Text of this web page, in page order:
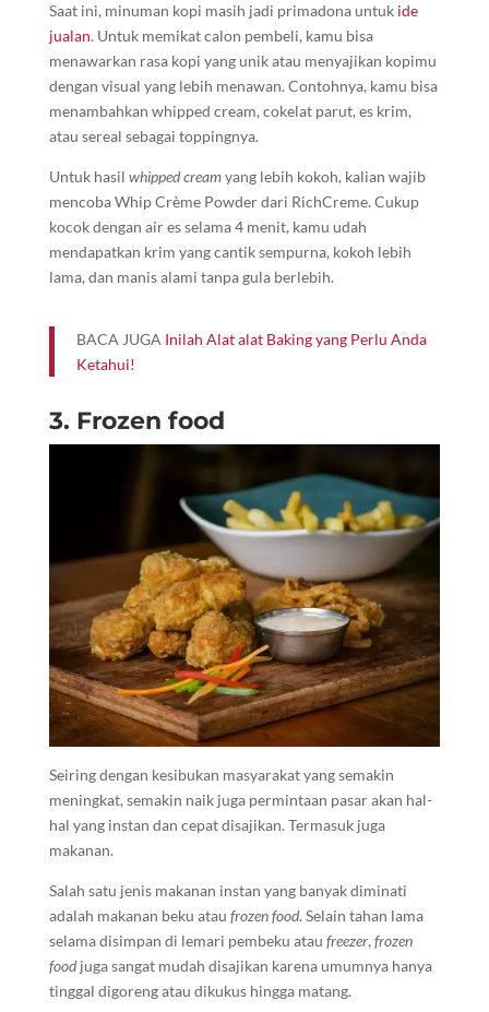
Saat ini, minuman kopi masih jadi primadona untuk ide
jualan. Untuk memikat calon pembeli, kamu bisa
menawarkan rasa kopi yang unik atau menyajikan kopimu
dengan visual yang lebih menawan. Contohnya, kamu bisa
menambahkan whipped cream, cokelat parut, es krim,
atau sereal sebagai toppingnya.
Untuk hasil whipped creamyang lebih kokoh, kalian wajib
mencoba Whip Crème Powder dari RichCreme. Cukup
kocok dengan air es selama 4 menit, kamu udah
mendapatkan krim yang cantik sempurna, kokoh lebih
lama, dan manis alami tanpa gula berlebih.
BACA JUGA Inilah Alat alat Baking yang Perlu Anda
Ketahui!
3. Frozen food
Seiring dengan kesibukan masyarakat yang semakin
meningkat, semakin naik juga permintaan pasar akan hal-
hal yang instan dan cepat disajikan. Termasuk juga
makanan.
Salah satu jenis makanan instan yang banyak diminati
adalah makanan beku atau frozen food. Selain tahan lama
selama disimpan di lemari pembeku atau freezer, frozen
foodjuga sangat mudah disajikan karena umumnya hanya
tinggal digoreng atau dikukus hingga matang.